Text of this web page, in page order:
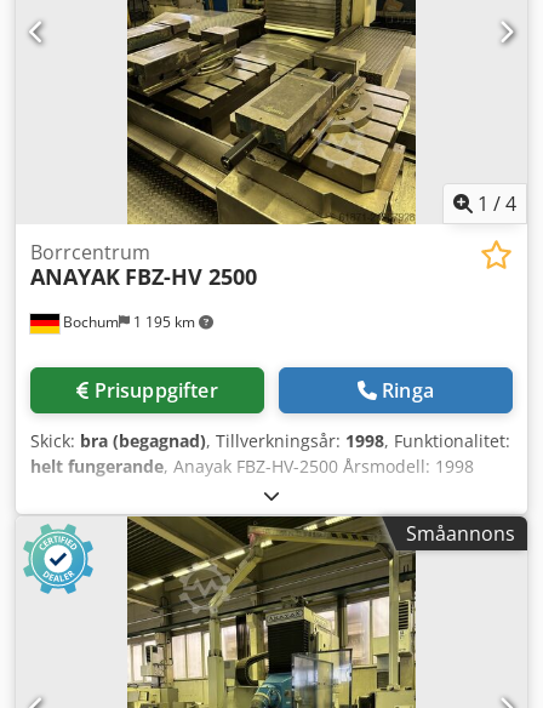
påslagningstid: 93 170 h Programkörtid: 41 859 h
1 /4
Bochum 1 195 km
Borrcentrum
ANAYAK FBZ-HV 2500
Prisuppgifter Ringa
Skick: bra (begagnad), Tillverkningsår: 1998, Funktionalitet:
helt fungerande, Anayak FBZ-HV-2500 Årsmodell: 1998
Maskinnummer: M-980610 Styrsystem: Heidenhain TNC
426 Csdpsy Tqb Eefx Adhsrf Rörelse X/Y/Z: 2500/900/975
Småannons